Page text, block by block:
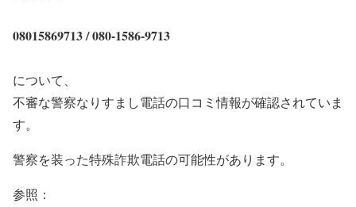
08015869713 / 080-1586-9713
について、
不審な警察なりすまし電話の口コミ情報が確認されていま
す。
警察を装った特殊詐欺電話の可能性があります。
参照：